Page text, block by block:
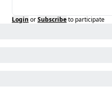
Login orSubscribeto participate